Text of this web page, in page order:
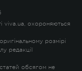
viva.ua, охороняються
розмірі
редакції
обсягом не